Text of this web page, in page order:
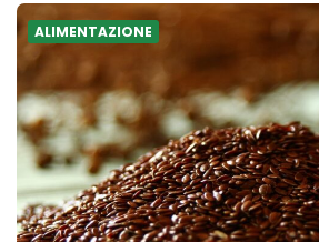
ALIMENTAZIONE